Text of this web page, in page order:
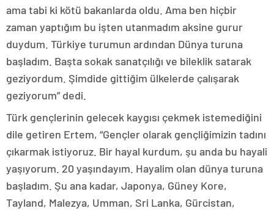
ama tabi ki kötü bakanlarda oldu. Ama ben hiçbir
zaman yaptığım bu işten utanmadım aksine gurur
duydum. Türkiye turumun ardından Dünya turuna
başladım. Başta sokak sanatçılığı ve bileklik satarak
geziyordum. Şimdide gittiğim ülkelerde çalışarak
geziyorum” dedi.
Türk gençlerinin gelecek kaygısı çekmek istemediğini
dile getiren Ertem, “Gençler olarak gençliğimizin tadını
çıkarmak istiyoruz. Bir hayal kurdum, şu anda bu hayali
yaşıyorum. 20 yaşındayım. Hayalim olan dünya turuna
başladım. Şu ana kadar, Japonya, Güney Kore,
Tayland, Malezya, Umman, Sri Lanka, Gürcistan,